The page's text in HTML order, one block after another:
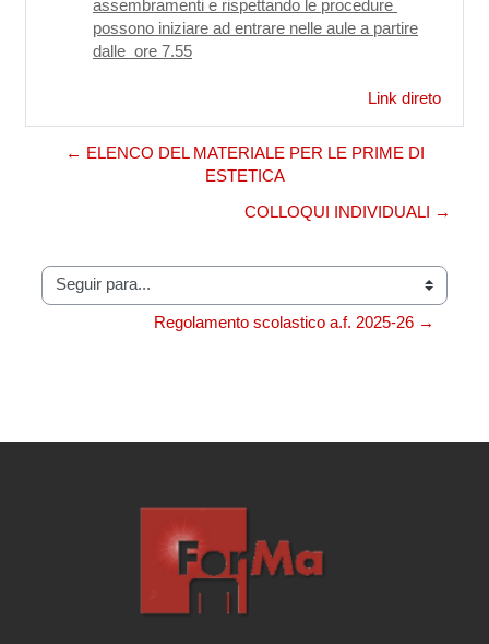
assembramenti e rispettando le procedure
possono iniziare ad entrare nelle aule a partire
dalle ore 7.55
Link direto
← ELENCO DEL MATERIALE PER LE PRIME DI
ESTETICA
COLLOQUI INDIVIDUALI →
Seguir para...
Regolamento scolastico a.f. 2025-26 →